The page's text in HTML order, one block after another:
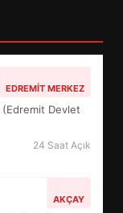
EDREMIT MERKEZ
(Edremit Devlet
24 Saat Açık
AKÇAY
SÜRE
NEYİ